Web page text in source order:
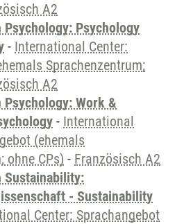
A2
Psychology
- International Center:
Sprachenzentrum;
A2
Work &
- International
(ehemals
ohne CPs) - Französisch A2
Sustainability:
- Sustainability
Center: Sprachangebot